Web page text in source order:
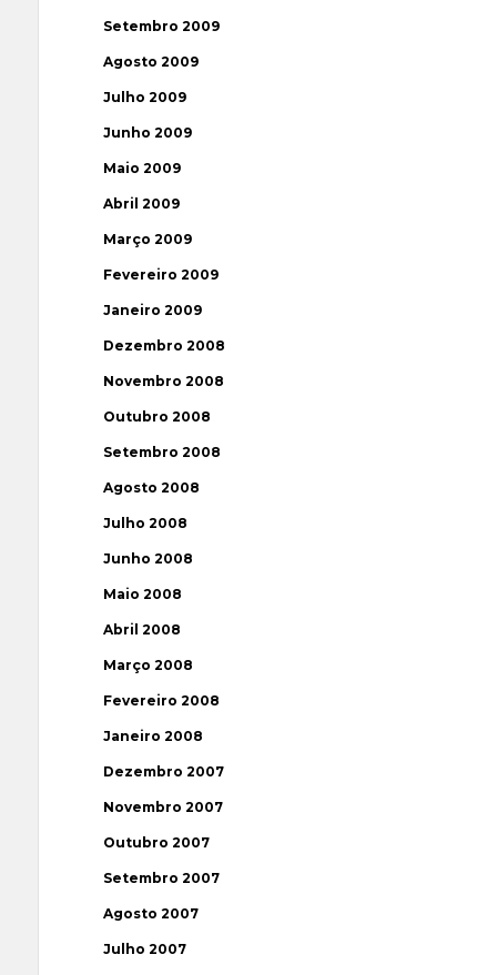
Setembro 2009
Agosto 2009
Julho 2009
Junho 2009
Maio 2009
Abril 2009
Março 2009
Fevereiro 2009
Janeiro 2009
Dezembro 2008
Novembro 2008
Outubro 2008
Setembro 2008
Agosto 2008
Julho 2008
Junho 2008
Maio 2008
Abril 2008
Março 2008
Fevereiro 2008
Janeiro 2008
Dezembro 2007
Novembro 2007
Outubro 2007
Setembro 2007
Agosto 2007
Julho 2007